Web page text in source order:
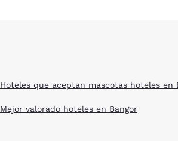
Hoteles que aceptan mascotas hoteles en
Mejor valorado hoteles en Bangor